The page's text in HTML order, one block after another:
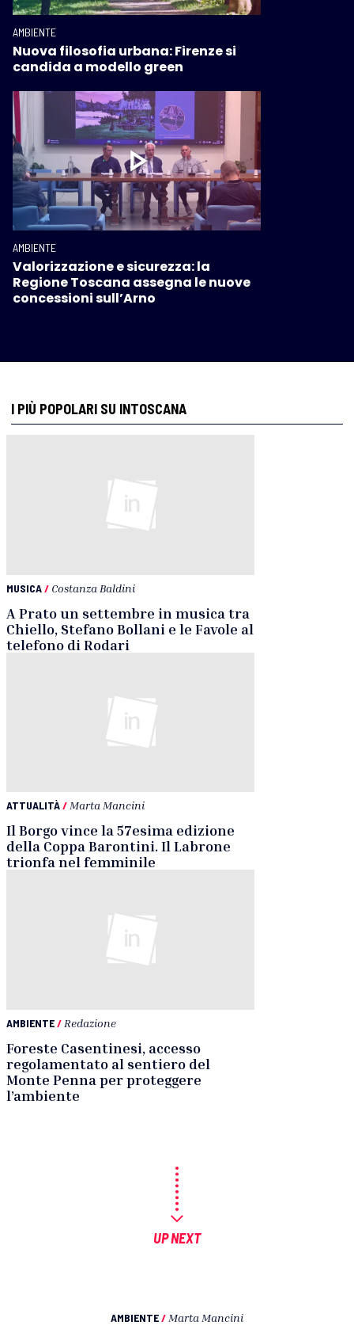
AMBIENTE
Nuova filosofia urbana: Firenze si
candida a modello green
AMBIENTE
Valorizzazione e sicurezza: la
Regione Toscana assegna le nuove
concessioni sull’Arno
I PIÙ POPOLARI SU INTOSCANA
MUSICA/ Costanza Baldini
A Prato un settembre in musica tra
Chiello, Stefano Bollani e le Favole al
telefono di Rodari
ATTUALITÀ/ Marta Mancini
Il Borgo vince la 57esima edizione
della Coppa Barontini. Il Labrone
trionfa nel femminile
AMBIENTE/ Redazione
Foreste Casentinesi, accesso
regolamentato al sentiero del
Monte Penna per proteggere
l’ambiente
UP NEXT
AMBIENTE/ Marta Mancini